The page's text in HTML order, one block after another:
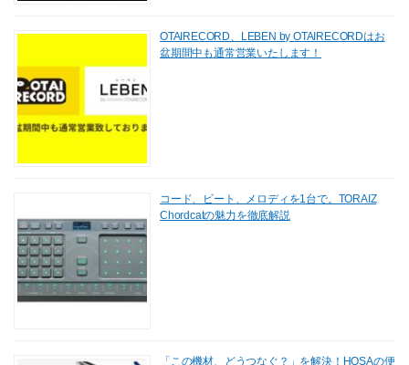
OTAIRECORD、LEBEN by OTAIRECORDはお
盆期間中も通常営業いたします！
コード、ビート、メロディを1台で。TORAIZ
Chordcatの魅力を徹底解説
「この機材、どうつなぐ？」を解決！HOSAの便